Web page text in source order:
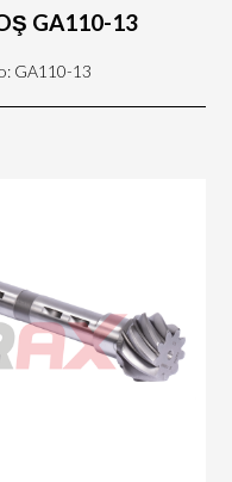
GA110-13
GA110-13